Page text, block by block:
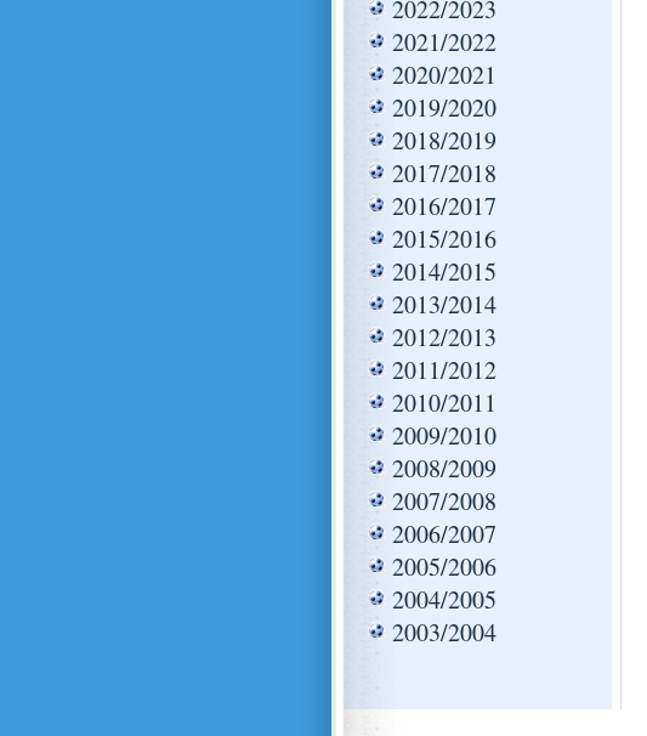
2022/2023
2021/2022
2020/2021
2019/2020
2018/2019
2017/2018
2016/2017
2015/2016
2014/2015
2013/2014
2012/2013
2011/2012
2010/2011
2009/2010
2008/2009
2007/2008
2006/2007
2005/2006
2004/2005
2003/2004